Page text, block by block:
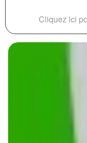
Cliquez ici